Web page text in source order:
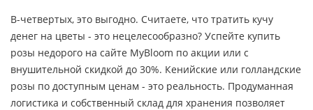
В-четвертых, это выгодно. Считаете, что тратить кучу
денег на цветы - это нецелесообразно? Успейте купить
розы недорого на сайте MyBloom по акции или с
внушительной скидкой до 30%. Кенийские или голландские
розы по доступным ценам - это реальность. Продуманная
логистика и собственный склад для хранения позволяет